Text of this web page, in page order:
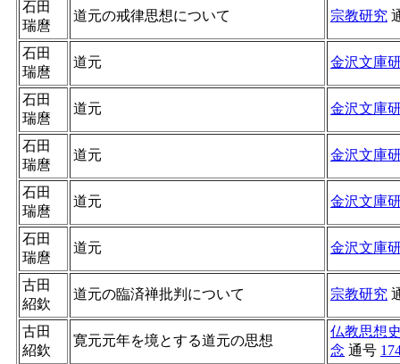
石田
瑞麿
道元の戒律思想について 宗教研究
石田
瑞麿
道元 金沢文庫
石田
瑞麿
道元 金沢文庫
石田
瑞麿
道元 金沢文庫
石田
瑞麿
道元 金沢文庫
石田
瑞麿
道元 金沢文庫
古田
紹欽
道元の臨済禅批判について 宗教研究
古田
紹欽
寛元元年を境とする道元の思想
仏教思想
念 通号